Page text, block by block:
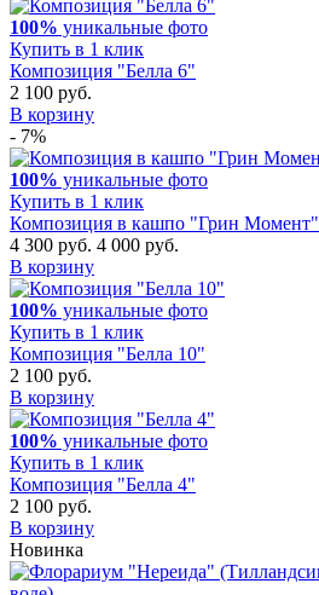
100% уникальные фото
Купить в 1 клик
Композиция "Белла 6"
2 100 руб.
В корзину
- 7%
100% уникальные фото
Купить в 1 клик
Композиция в кашпо "Грин Момент"
4 300 руб. 4 000 руб.
В корзину
100% уникальные фото
Купить в 1 клик
Композиция "Белла 10"
2 100 руб.
В корзину
100% уникальные фото
Купить в 1 клик
Композиция "Белла 4"
2 100 руб.
В корзину
Новинка